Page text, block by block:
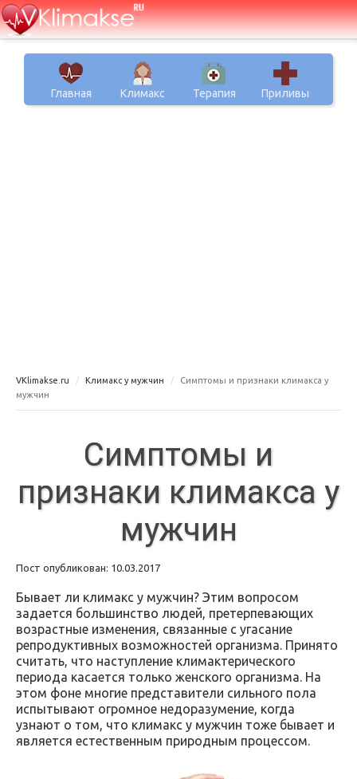
Главная Климакс Терапия Приливы
VKlimakse.ru Климакс у мужчин
Симптомы и признаки климакса у
мужчин
Симптомы и
признаки климакса у
мужчин
Пост опубликован: 10.03.2017
Бывает ли климакс у мужчин? Этим вопросом
задается большинство людей, претерпевающих
возрастные изменения, связанные с угасание
репродуктивных возможностей организма. Принято
считать, что наступление климактерического
периода касается только женского организма. На
этом фоне многие представители сильного пола
испытывают огромное недоразумение, когда
узнают о том, что климакс у мужчин тоже бывает и
является естественным природным процессом.